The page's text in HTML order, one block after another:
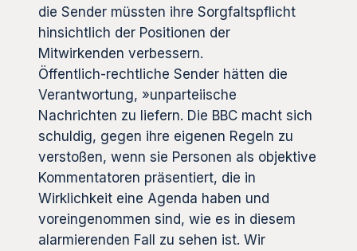
die Sender müssten ihre Sorgfaltspflicht
hinsichtlich der Positionen der
Mitwirkenden verbessern.
Öffentlich-rechtliche Sender hätten die
Verantwortung, »unparteiische
Nachrichten zu liefern. Die BBC macht sich
schuldig, gegen ihre eigenen Regeln zu
verstoßen, wenn sie Personen als objektive
Kommentatoren präsentiert, die in
Wirklichkeit eine Agenda haben und
voreingenommen sind, wie es in diesem
alarmierenden Fall zu sehen ist. Wir